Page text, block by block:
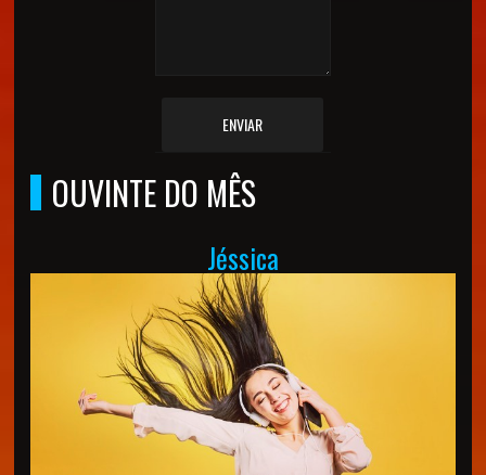
ENVIAR
OUVINTE DO MÊS
Jéssica